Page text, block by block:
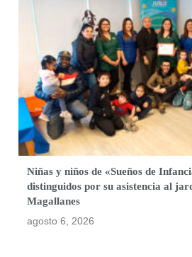
Niñas y niños de «Sueños de
distinguidos por su asistencia al
Magallanes
agosto 6, 2026